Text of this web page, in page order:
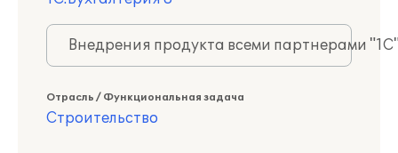
Внедрения продукта всеми партнерами
Отрасль / Функциональная задача
Строительство